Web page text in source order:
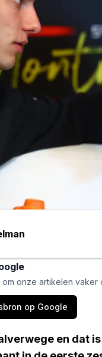
onze artikelen vaker
op Google
en dat